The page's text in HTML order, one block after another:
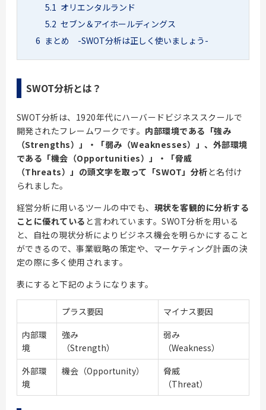
5.1 オリエンタルランド
5.2 セブン＆アイホールディングス
6 まとめ -SWOT分析は正しく使いましょう-
SWOT分析とは？
SWOT分析は、1920年代にハーバードビジネススクールで
開発されたフレームワークです。 内部環境である「強み
（Strengths）」・「弱み（Weaknesses）」、外部環境
である「機会（Opportunities）」・「脅威
（Threats）」の頭文字を取って「SWOT」分析と名付け
られました。
経営分析に用いるツールの中でも、 現状を客観的に分析する
ことに優れている と言われています。SWOT分析を用いる
と、自社の現状分析によりビジネス機会を明らかにすること
ができるので、事業戦略の策定や、マーケティング計画の決
定の際に多く使用されます。
表にすると下記のようになります。
プラス要因
マイナス要因
内部環
境
強み
（Strength）
弱み
（Weakness）
外部環
境
機会（Opportunity）
脅威
（Threat）